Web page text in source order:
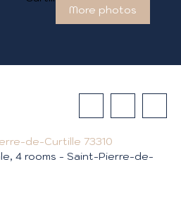
More photos
de-Curtille 73310
4 rooms - Saint-Pierre-de-